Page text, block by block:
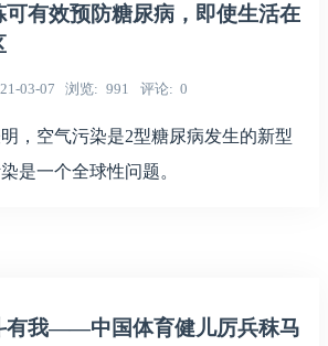
有效预防糖尿病，即使生活在
03-07 浏览 991 评论 0
，空气污染是2型糖尿病发生的新型
是一个全球性问题。
有我——中国体育健儿厉兵秣马